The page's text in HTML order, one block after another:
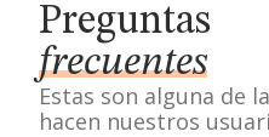
Preguntas
frecuentes
Estas son alguna de
hacen nuestros